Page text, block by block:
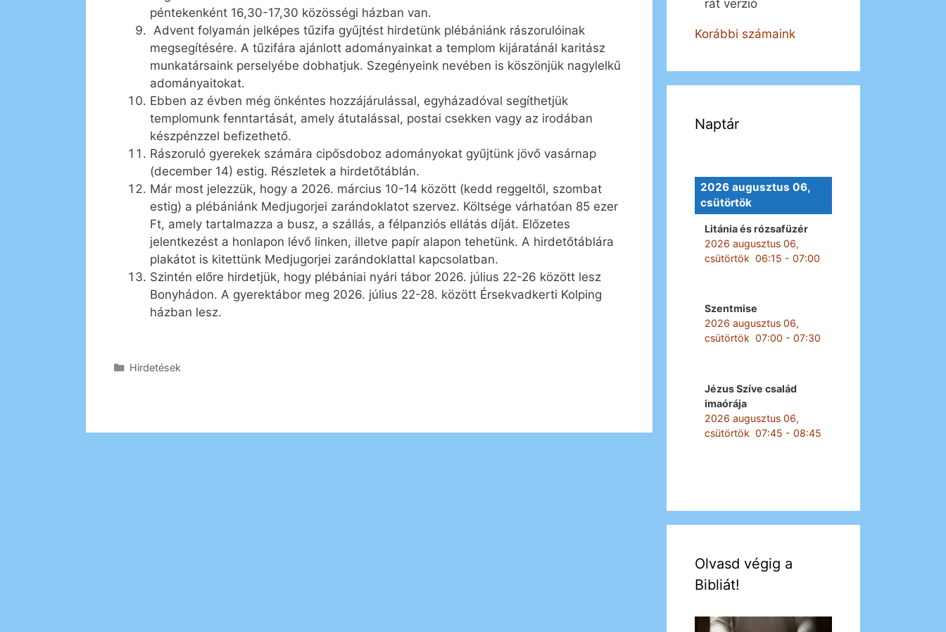
péntekenként 16,30-17,30 közösségi házban van.
Advent folyamán jelképes tűzifa gyűjtést hirdetünk plébániánk rászorulóinak
megsegítésére. A tűzifára ajánlott adományainkat a templom kijáratánál karitász
munkatársaink perselyébe dobhatjuk. Szegényeink nevében is köszönjük nagylelkű
adományaitokat.
Ebben az évben még önkéntes hozzájárulással, egyházadóval segíthetjük
templomunk fenntartását, amely átutalással, postai csekken vagy az irodában
készpénzzel befizethető.
Rászoruló gyerekek számára cipősdoboz adományokat gyűjtünk jövő vasárnap
(december 14) estig. Részletek a hirdetőtáblán.
Már most jelezzük, hogy a 2026. március 10-14 között (kedd reggeltől, szombat
estig) a plébániánk Medjugorjei zarándoklatot szervez. Költsége várhatóan 85 ezer
Ft, amely tartalmazza a busz, a szállás, a félpanziós ellátás díját. Előzetes
jelentkezést a honlapon lévő linken, illetve papír alapon tehetünk. A hirdetőtáblára
plakátot is kitettünk Medjugorjei zarándoklattal kapcsolatban.
Szintén előre hirdetjük, hogy plébániai nyári tábor 2026. július 22-26 között lesz
Bonyhádon. A gyerektábor meg 2026. július 22-28. között Érsekvadkerti Kolping
házban lesz.
Kategória
Hirdetések
rát verzió
Korábbi számaink
Naptár
2026 augusztus 06,
csütörtök
Litánia és rózsafüzér
2026 augusztus 06,
csütörtök 06:15 - 07:00
Szentmise
2026 augusztus 06,
csütörtök 07:00 - 07:30
Jézus Szíve család
imaórája
2026 augusztus 06,
csütörtök 07:45 - 08:45
Olvasd végig a
Bibliát!